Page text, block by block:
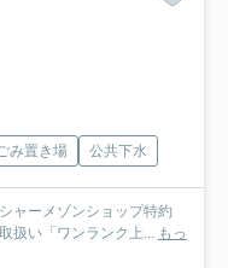
み置き場 公共下水
ャーメゾンショップ特約
扱い「ワンランク上... もっ